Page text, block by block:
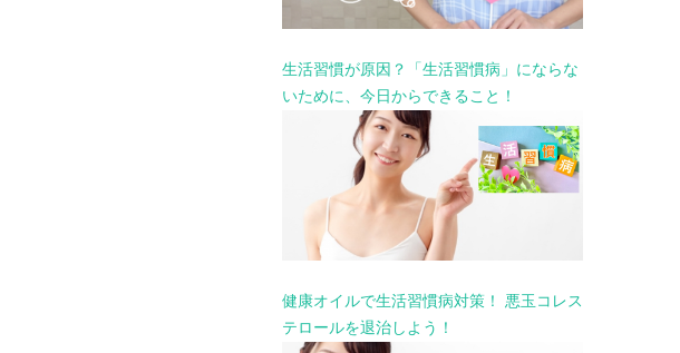
生活習慣が原因？「生活習慣病」にならな
いために、今日からできること！
健康オイルで生活習慣病対策！ 悪玉コレス
テロールを退治しよう！